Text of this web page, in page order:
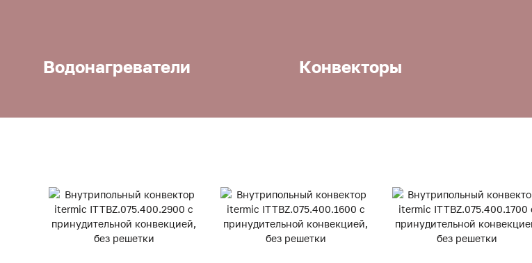
Водонагреватели Конвекторы